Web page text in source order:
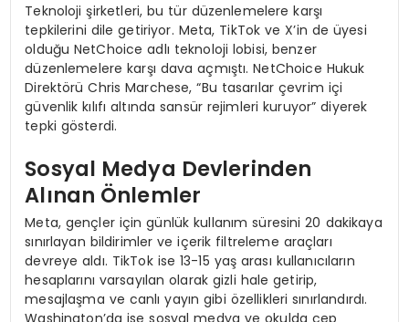
Teknoloji şirketleri, bu tür düzenlemelere karşı
tepkilerini dile getiriyor. Meta, TikTok ve X’in de üyesi
olduğu NetChoice adlı teknoloji lobisi, benzer
düzenlemelere karşı dava açmıştı. NetChoice Hukuk
Direktörü Chris Marchese, “Bu tasarılar çevrim içi
güvenlik kılıfı altında sansür rejimleri kuruyor” diyerek
tepki gösterdi.
Sosyal Medya Devlerinden
Alınan Önlemler
Meta, gençler için günlük kullanım süresini 20 dakikaya
sınırlayan bildirimler ve içerik filtreleme araçları
devreye aldı. TikTok ise 13-15 yaş arası kullanıcıların
hesaplarını varsayılan olarak gizli hale getirip,
mesajlaşma ve canlı yayın gibi özellikleri sınırlandırdı.
Washington’da ise sosyal medya ve okulda cep